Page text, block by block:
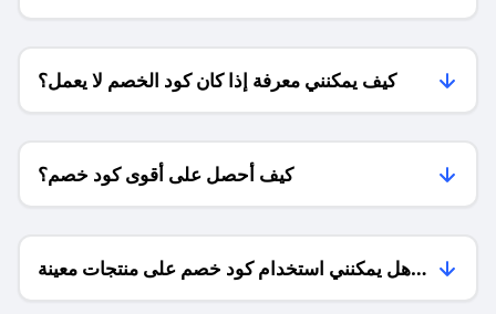
الشحن ؟
كيف يمكنني معرفة إذا كان كود الخصم لا يعمل؟
كيف أحصل على أقوى كود خصم؟
هل يمكنني استخدام كود خصم على منتجات معينة
فقط؟